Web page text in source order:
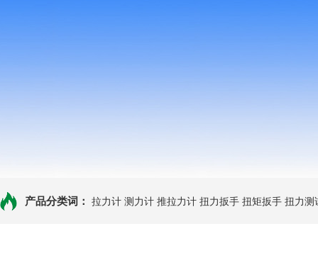
产品分类词： 拉力计 测力计 推拉力计 扭力扳手 扭矩扳手 扭力测